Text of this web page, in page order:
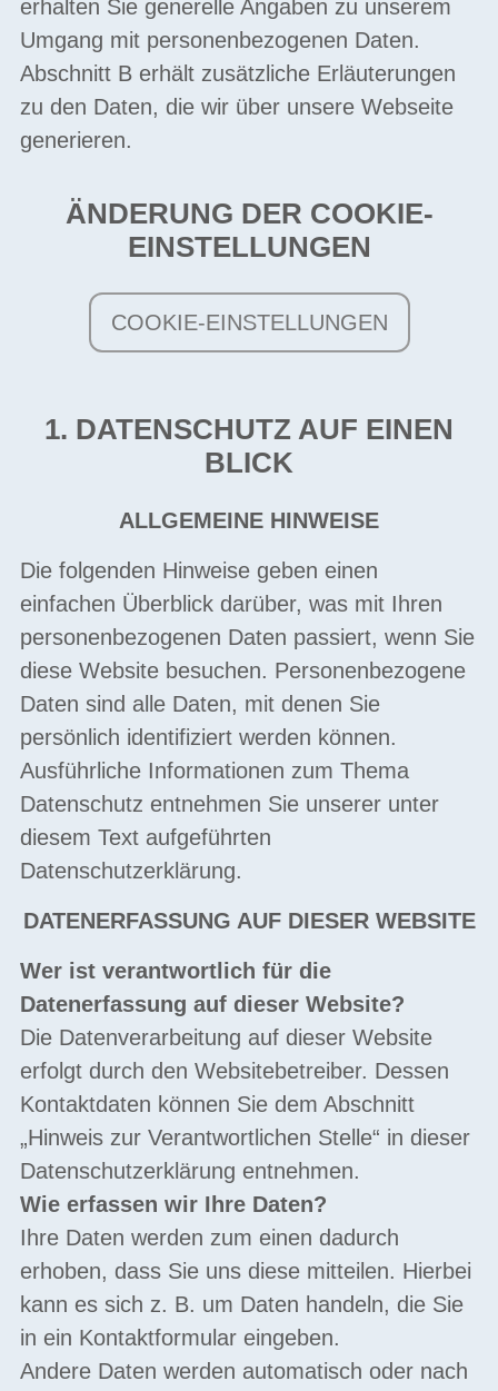
erhalten Sie generelle Angaben zu unserem
Umgang mit personenbezogenen Daten.
Abschnitt B erhält zusätzliche Erläuterungen
zu den Daten, die wir über unsere Webseite
generieren.
ÄNDERUNG DER COOKIE-
EINSTELLUNGEN
COOKIE-EINSTELLUNGEN
1. DATENSCHUTZ AUF EINEN
BLICK
ALLGEMEINE HINWEISE
Die folgenden Hinweise geben einen
einfachen Überblick darüber, was mit Ihren
personenbezogenen Daten passiert, wenn Sie
diese Website besuchen. Personenbezogene
Daten sind alle Daten, mit denen Sie
persönlich identifiziert werden können.
Ausführliche Informationen zum Thema
Datenschutz entnehmen Sie unserer unter
diesem Text aufgeführten
Datenschutzerklärung.
DATENERFASSUNG AUF DIESER WEBSITE
Wer ist verantwortlich für die
Datenerfassung auf dieser Website?
Die Datenverarbeitung auf dieser Website
erfolgt durch den Websitebetreiber. Dessen
Kontaktdaten können Sie dem Abschnitt
„Hinweis zur Verantwortlichen Stelle“ in dieser
Datenschutzerklärung entnehmen.
Wie erfassen wir Ihre Daten?
Ihre Daten werden zum einen dadurch
erhoben, dass Sie uns diese mitteilen. Hierbei
kann es sich z. B. um Daten handeln, die Sie
in ein Kontaktformular eingeben.
Andere Daten werden automatisch oder nach